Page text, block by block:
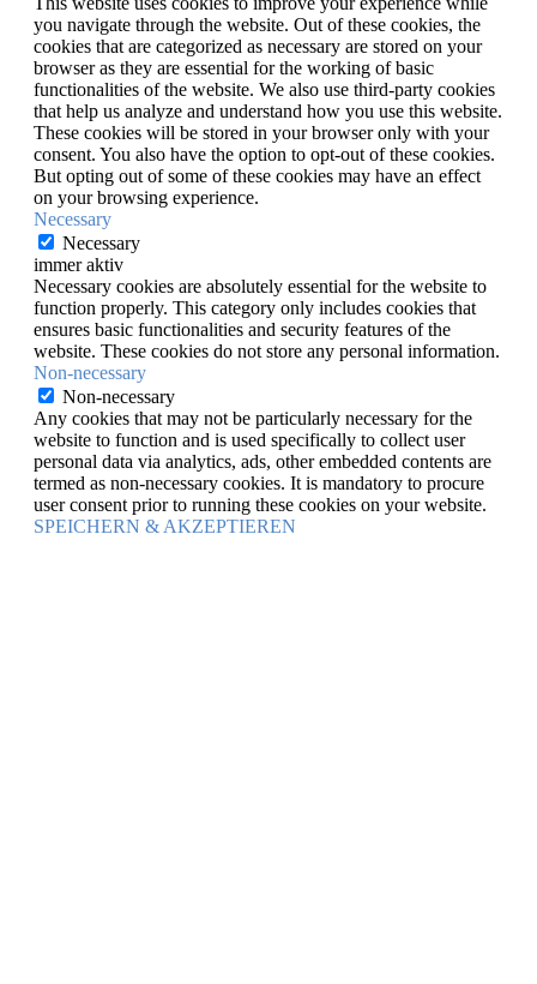
you navigate through the website. Out of these cookies, the
cookies that are categorized as necessary are stored on your
browser as they are essential for the working of basic
functionalities of the website. We also use third-party cookies
that help us analyze and understand how you use this website.
These cookies will be stored in your browser only with your
consent. You also have the option to opt-out of these cookies.
But opting out of some of these cookies may have an effect
on your browsing experience.
Necessary
Necessary
immer aktiv
Necessary cookies are absolutely essential for the website to
function properly. This category only includes cookies that
ensures basic functionalities and security features of the
website. These cookies do not store any personal information.
Non-necessary
Non-necessary
Any cookies that may not be particularly necessary for the
website to function and is used specifically to collect user
personal data via analytics, ads, other embedded contents are
termed as non-necessary cookies. It is mandatory to procure
user consent prior to running these cookies on your website.
SPEICHERN & AKZEPTIEREN